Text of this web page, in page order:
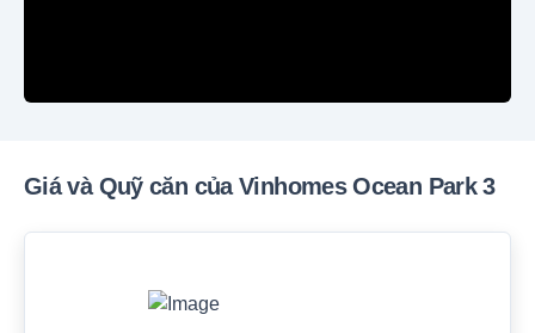
Giá và Quỹ căn của Vinhomes Ocean Park 3